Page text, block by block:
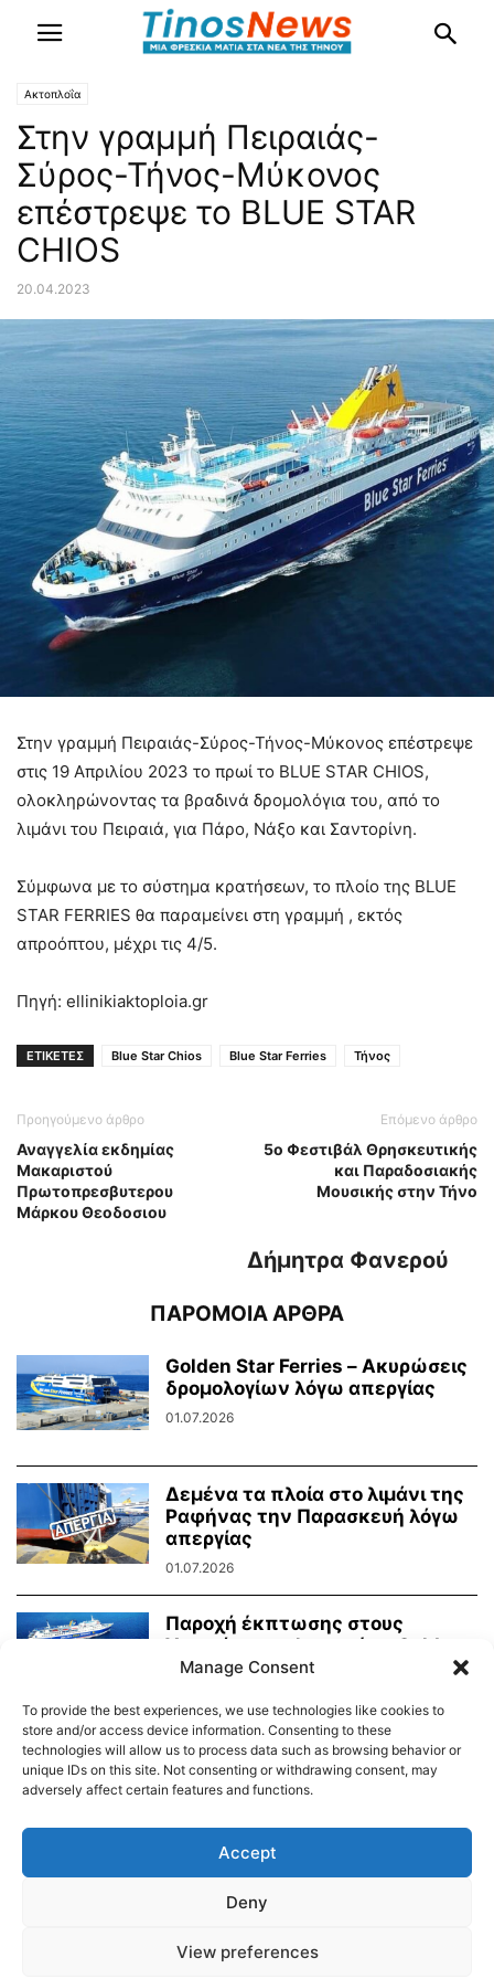
Ακτοπλοΐα
Στην γραμμή Πειραιάς-
Σύρος-Τήνος-Μύκονος
επέστρεψε το BLUE STAR
CHIOS
20.04.2023
Στην γραμμή Πειραιάς-Σύρος-Τήνος-Μύκονος επέστρεψε
στις 19 Απριλίου 2023 το πρωί το BLUE STAR CHIOS,
ολοκληρώνοντας τα βραδινά δρομολόγια του, από το
λιμάνι του Πειραιά, για Πάρο, Νάξο και Σαντορίνη.
Σύμφωνα με το σύστημα κρατήσεων, το πλοίο της BLUE
STAR FERRIES θα παραμείνει στη γραμμή , εκτός
απροόπτου, μέχρι τις 4/5.
Πηγή: ellinikiaktoploia.gr
ΕΤΙΚΕΤΕΣ Blue Star Chios Blue Star Ferries Τήνος
Προηγούμενο άρθρο
Αναγγελία εκδημίας
Μακαριστού
Πρωτοπρεσβυτερου
Μάρκου Θεοδοσιου
Επόμενο άρθρο
5ο Φεστιβάλ Θρησκευτικής
και Παραδοσιακής
Μουσικής στην Τήνο
Δήμητρα Φανερού
ΠΑΡΟΜΟΙΑ ΑΡΘΡΑ
Golden Star Ferries – Ακυρώσεις
δρομολογίων λόγω απεργίας
01.07.2026
Δεμένα τα πλοία στο λιμάνι της
Ραφήνας την Παρασκευή λόγω
απεργίας
01.07.2026
Παροχή έκπτωσης στους
Υποψήφιους Φοιτητές – Golden
Star Ferries
Δημοτικό Λιμενικό Ταμείο Τήνου – Άνδρου
© 2026
Manage Consent
To provide the best experiences, we use technologies like cookies to
store and/or access device information. Consenting to these
technologies will allow us to process data such as browsing behavior or
unique IDs on this site. Not consenting or withdrawing consent, may
adversely affect certain features and functions.
Accept
Deny
View preferences